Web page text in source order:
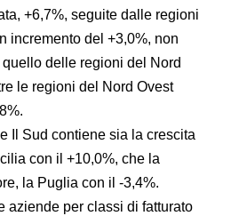
+6,7%, seguite dalle regioni
incremento del +3,0%, non
delle regioni del Nord
le regioni del Nord Ovest
Il Sud contiene sia la crescita
con il +10,0%, che la
la Puglia con il -3,4%.
aziende per classi di fatturato